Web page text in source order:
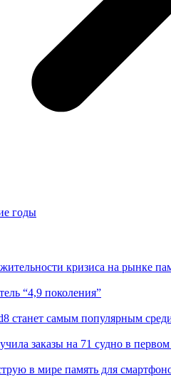
годы
кризиса на рынке
“4,9 поколения”
самым популярным
заказы на 71 судно в первом
в мире память для